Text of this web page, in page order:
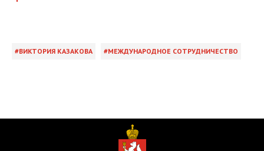
ВИКТОРИЯ КАЗАКОВА МЕЖДУНАРОДНОЕ СОТРУДНИЧЕСТВО